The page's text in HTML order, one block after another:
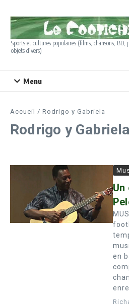
Sports et cultures populaires (films, chansons,
objets divers)
Menu
Accueil / Rodrigo y Gabriela
Rodrigo y Gabriela
Un
en